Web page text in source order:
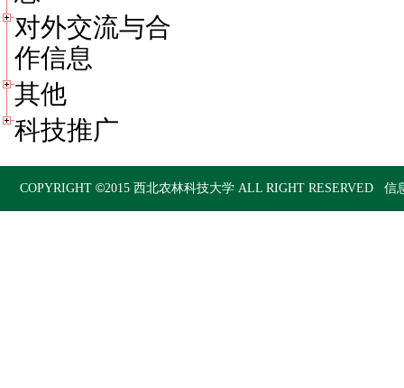
对外交流与合
作信息
其他
科技推广
COPYRIGHT©2015西北农林科技大学 ALL RIGHT RESERVED 信